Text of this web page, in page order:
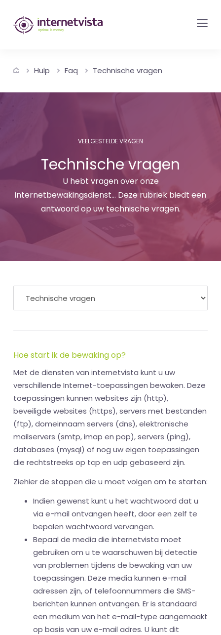
internetvista
monitoring
bewaking
van
websites
Uptime
money
Hulp Faq Technische vragen
VEELGESTELDE VRAGEN
Technische vragen
U hebt vragen over onze
internetbewakingsdienst... Deze rubriek biedt een
antwoord op uw technische vragen.
Hoe start ik de bewaking op?
Met de diensten van internetvista kunt u uw
verschillende Internet-toepassingen bewaken. Deze
toepassingen kunnen websites zijn (http),
beveiligde websites (https), servers met bestanden
(ftp), domeinnaam servers (dns), elektronische
mailservers (smtp, imap en pop), servers (ping),
databases (mysql) of nog uw eigen toepassingen
die rechtstreeks op tcp en udp gebaseerd zijn.
Ziehier de stappen die u moet volgen om te starten:
Indien gewenst kunt u het wachtwoord dat u
via e-mail ontvangen heeft, door een zelf te
bepalen wachtwoord vervangen.
Bepaal de media die internetvista moet
gebruiken om u te waarschuwen bij detectie
van problemen tijdens de bewaking van uw
toepassingen. Deze media kunnen e-mail
adressen zijn, of telefoonnummers die SMS-
berichten kunnen ontvangen. Er is standaard
een medium van het e-mail-type aangemaakt
op basis van uw e-mail adres. U kunt dit